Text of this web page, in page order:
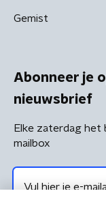
Gemist
Abonneer je
nieuwsbrief
Elke zaterdag het
mailbox